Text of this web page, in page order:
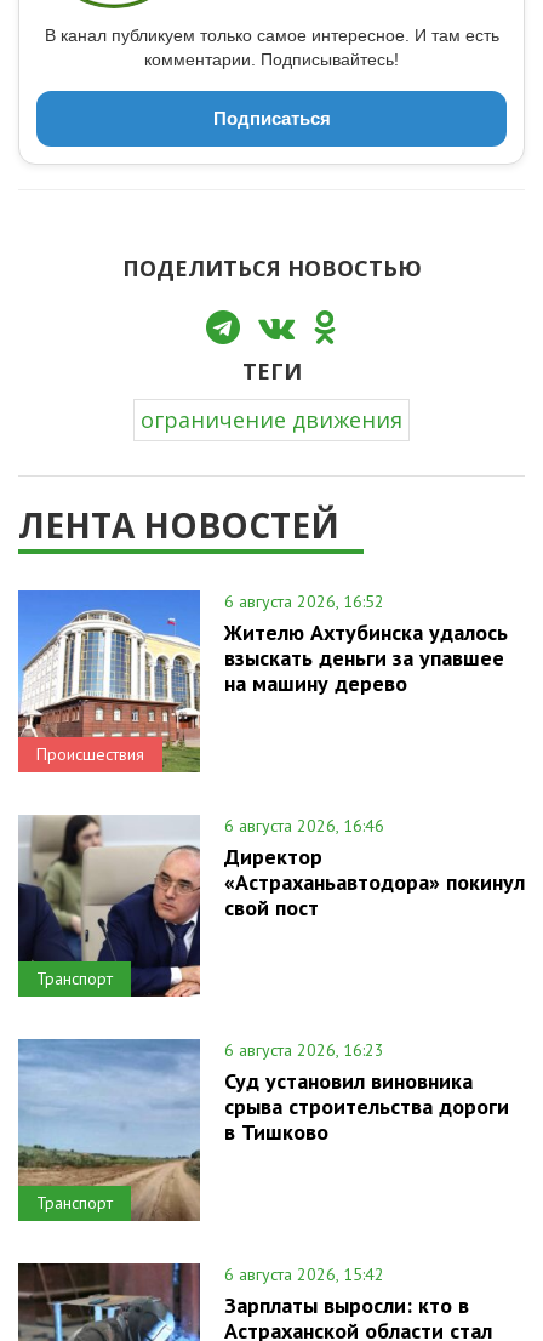
В канал публикуем только самое интересное. И там есть
комментарии. Подписывайтесь!
Подписаться
ПОДЕЛИТЬСЯ НОВОСТЬЮ
ТЕГИ
ограничение движения
ЛЕНТА НОВОСТЕЙ
Происшествия
6 августа 2026, 16:52
Жителю Ахтубинска удалось
взыскать деньги за упавшее
на машину дерево
Транспорт
6 августа 2026, 16:46
Директор
«Астраханьавтодора» покинул
свой пост
Транспорт
6 августа 2026, 16:23
Суд установил виновника
срыва строительства дороги
в Тишково
6 августа 2026, 15:42
Зарплаты выросли: кто в
Астраханской области стал